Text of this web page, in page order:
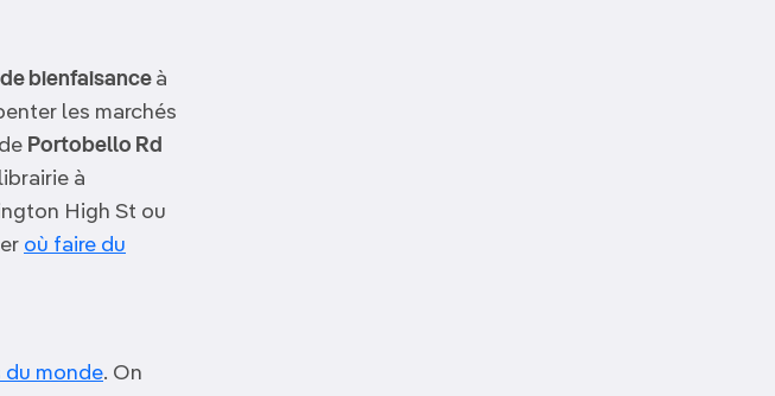
bienfaisance à
les marchés
Portobello Rd
à
High St ou
où faire du
du monde. On